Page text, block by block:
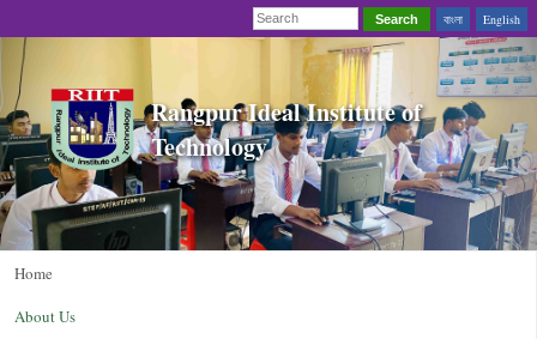
Search বাংলা English
Rangpur Ideal Institute of
Technology
Home
About Us